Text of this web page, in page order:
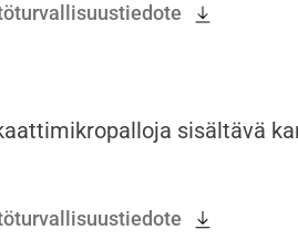
sisältävä